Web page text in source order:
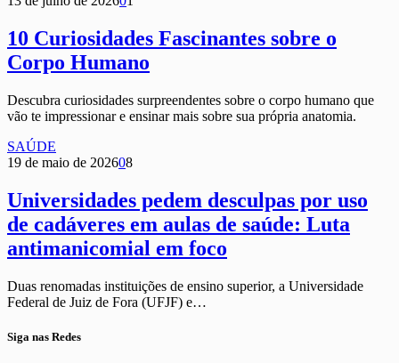
10 Curiosidades Fascinantes sobre o
Corpo Humano
Descubra curiosidades surpreendentes sobre o corpo humano que
vão te impressionar e ensinar mais sobre sua própria anatomia.
SAÚDE
19 de maio de 202608
Universidades pedem desculpas por uso
de cadáveres em aulas de saúde: Luta
antimanicomial em foco
Duas renomadas instituições de ensino superior, a Universidade
Federal de Juiz de Fora (UFJF) e…
Siga nas Redes